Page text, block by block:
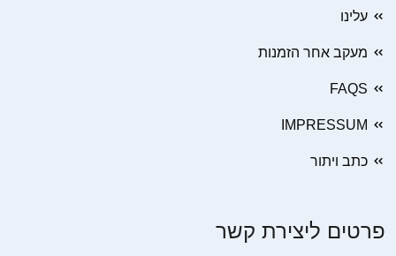
עלינו
מעקב אחר הזמנות
FAQS
IMPRESSUM
כתב ויתור
פרטים ליצירת קשר